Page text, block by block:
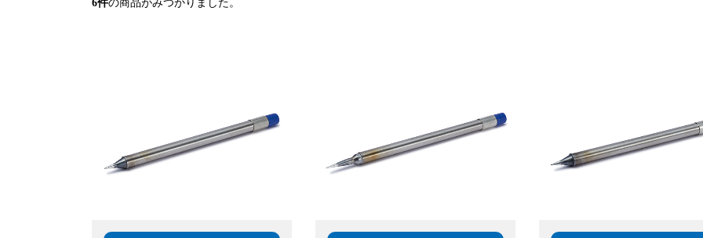
6件の商品がみつかりました。